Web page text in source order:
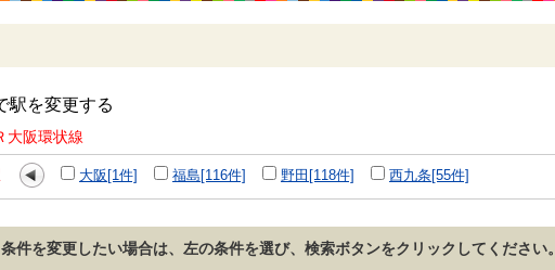
駅を変更する
大阪環状線
大阪[1件] 福島[116件] 野田[118件] 西九条[55件]
条件を変更したい場合は、左の条件を選び、検索ボタンをクリックしてください。